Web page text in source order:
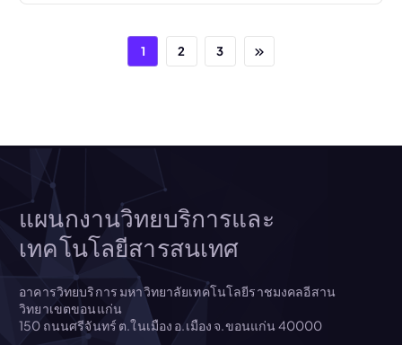
1 2 3
แผนกงานวิทยบริการและ
เทคโนโลยีสารสนเทศ
อาคารวิทยบริการ มหาวิทยาลัยเทคโนโลยีราชมงคลอีสาน
วิทยาเขตขอนแก่น
150 ถนนศรีจันทร์ ต.ในเมือง อ.เมือง จ.ขอนแก่น 40000